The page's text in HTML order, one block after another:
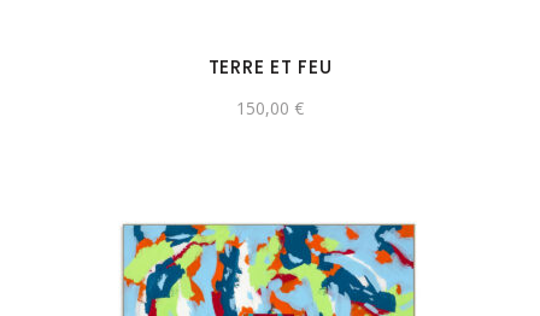
TERRE ET FEU
150,00 €